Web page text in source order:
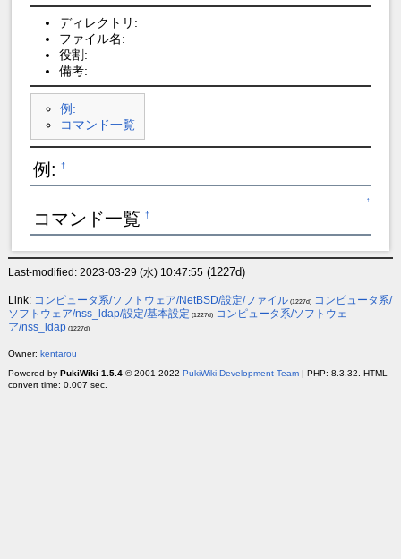
ディレクトリ:
ファイル名:
役割:
備考:
例:
コマンド一覧
例: †
↑
コマンド一覧 †
Last-modified: 2023-03-29 (水) 10:47:55(1227d)
Link: コンピュータ系/ソフトウェア/NetBSD/設定/ファイル(1227d)
コンピュータ系/
ソフトウェア/nss_ldap/設定/基本設定 (1227d)
コンピュータ系/ソフトウェ
ア/nss_ldap(1227d)
Owner: kentarou
Powered by PukiWiki 1.5.4© 2001-2022 PukiWiki Development Team| PHP: 8.3.32. HTML
convert time: 0.007 sec.